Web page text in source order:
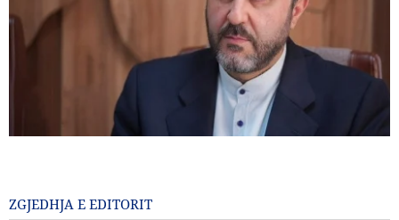
ZGJEDHJA E EDITORIT